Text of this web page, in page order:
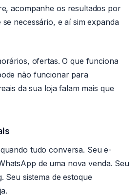
acompanhe os resultados por
se necessário, e aí sim expanda
ofertas. O que funciona
não funcionar para
da sua loja falam mais que
tudo conversa. Seu e-
de uma nova venda. Seu
Seu sistema de estoque